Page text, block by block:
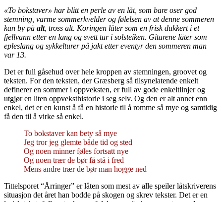
«To bokstaver» har blitt en perle av en låt, som bare oser god
stemning, varme sommerkvelder og følelsen av at denne sommeren
kan by på alt, tross alt. Koringen låter som en frisk dukkert i et
fjellvann etter en lang og svett tur i solsteiken. Gitarene låter som
epleslang og sykkelturer på jakt etter eventyr den sommeren man
var 13.
Det er full gåsehud over hele kroppen av stemningen, groovet og
teksten. For den teksten, der Græsberg så tilsynelatende enkelt
definerer en sommer i oppveksten, er full av gode enkeltlinjer og
utgjør en liten oppveksthistorie i seg selv. Og den er alt annet enn
enkel, det er en kunst å få en historie til å romme så mye og samtidig
få den til å virke så enkel.
To bokstaver kan bety så mye
Jeg tror jeg glemte både tid og sted
Og noen minner føles fortsatt nye
Og noen trær de bør få stå i fred
Mens andre trær de bør man hogge ned
Tittelsporet “Årringer” er låten som mest av alle speiler låtskriverens
situasjon det året han bodde på skogen og skrev tekster. Det er en